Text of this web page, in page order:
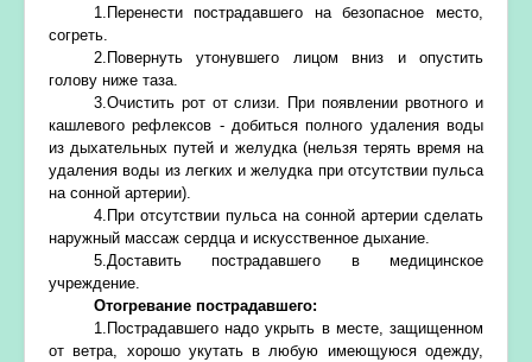
1.Перенести пострадавшего на безопасное место,
согреть.
2.Повернуть утонувшего лицом вниз и опустить
голову ниже таза.
3.Очистить рот от слизи. При появлении рвотного и
кашлевого рефлексов - добиться полного удаления воды
из дыхательных путей и желудка (нельзя терять время на
удаления воды из легких и желудка при отсутствии пульса
на сонной артерии).
4.При отсутствии пульса на сонной артерии сделать
наружный массаж сердца и искусственное дыхание.
5.Доставить пострадавшего в медицинское
учреждение.
Отогревание пострадавшего:
1.Пострадавшего надо укрыть в месте, защищенном
от ветра, хорошо укутать в любую имеющуюся одежду,